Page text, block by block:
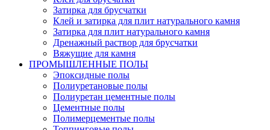
Затирка для брусчатки
Клей и затирка для плит натурального камня
Затирка для плит натурального камня
Дренажный раствор для брусчатки
Вяжущие для камня
ПРОМЫШЛЕННЫЕ ПОЛЫ
Эпоксидные полы
Полиуретановые полы
Полиуретан цементные полы
Цементные полы
Полимерцементые полы